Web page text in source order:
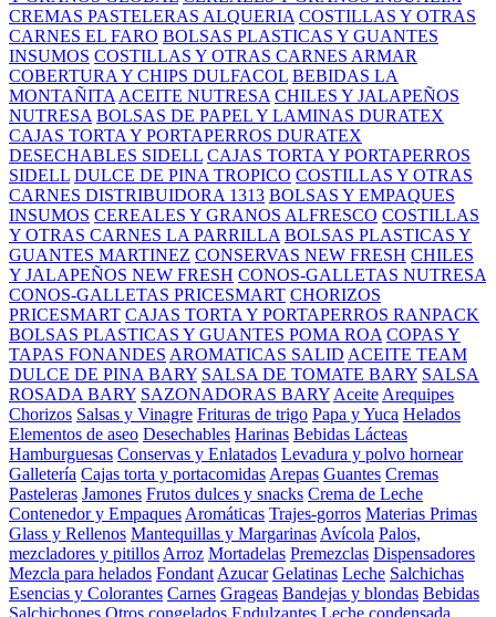
CREMAS PASTELERAS ALQUERIA COSTILLAS Y OTRAS
CARNES EL FARO BOLSAS PLASTICAS Y GUANTES
INSUMOS COSTILLAS Y OTRAS CARNES ARMAR
COBERTURA Y CHIPS DULFACOL BEBIDAS LA
MONTAÑITA ACEITE NUTRESA CHILES Y JALAPEÑOS
NUTRESA BOLSAS DE PAPEL Y LAMINAS DURATEX
CAJAS TORTA Y PORTAPERROS DURATEX
DESECHABLES SIDELL CAJAS TORTA Y PORTAPERROS
SIDELL DULCE DE PINA TROPICO COSTILLAS Y OTRAS
CARNES DISTRIBUIDORA 1313 BOLSAS Y EMPAQUES
INSUMOS CEREALES Y GRANOS ALFRESCO COSTILLAS
Y OTRAS CARNES LA PARRILLA BOLSAS PLASTICAS Y
GUANTES MARTINEZ CONSERVAS NEW FRESH CHILES
Y JALAPEÑOS NEW FRESH CONOS-GALLETAS NUTRESA
CONOS-GALLETAS PRICESMART CHORIZOS
PRICESMART CAJAS TORTA Y PORTAPERROS RANPACK
BOLSAS PLASTICAS Y GUANTES POMA ROA COPAS Y
TAPAS FONANDES AROMATICAS SALID ACEITE TEAM
DULCE DE PINA BARY SALSA DE TOMATE BARY SALSA
ROSADA BARY SAZONADORAS BARY Aceite Arequipes
Chorizos Salsas y Vinagre Frituras de trigo Papa y Yuca Helados
Elementos de aseo Desechables Harinas Bebidas Lácteas
Hamburguesas Conservas y Enlatados Levadura y polvo hornear
Galletería Cajas torta y portacomidas Arepas Guantes Cremas
Pasteleras Jamones Frutos dulces y snacks Crema de Leche
Contenedor y Empaques Aromáticas Trajes-gorros Materias Primas
Glass y Rellenos Mantequillas y Margarinas Avícola Palos,
mezcladores y pitillos Arroz Mortadelas Premezclas Dispensadores
Mezcla para helados Fondant Azucar Gelatinas Leche Salchichas
Esencias y Colorantes Carnes Grageas Bandejas y blondas Bebidas
Salchichones Otros congelados Endulzantes Leche condensada